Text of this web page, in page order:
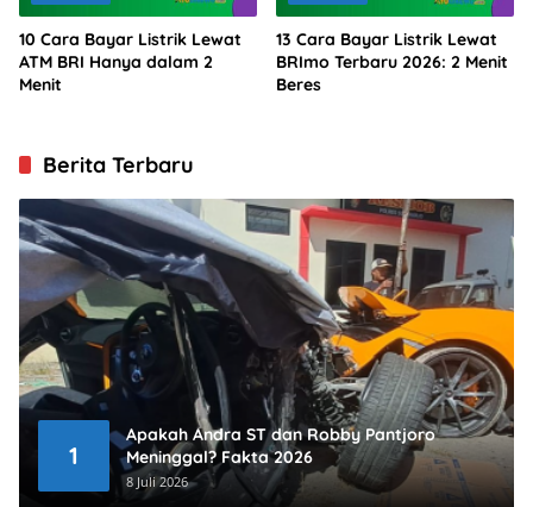
10 Cara Bayar Listrik Lewat
ATM BRI Hanya dalam 2
Menit
13 Cara Bayar Listrik Lewat
BRImo Terbaru 2026: 2 Menit
Beres
Berita Terbaru
1
Apakah Andra ST dan Robby Pantjoro
Meninggal? Fakta 2026
8 Juli 2026